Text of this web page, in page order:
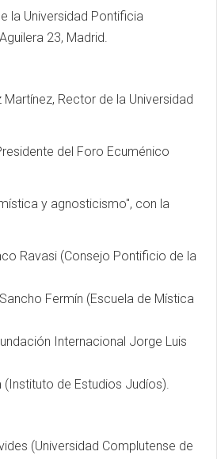
la Universidad Pontificia
23, Madrid.
Martínez, Rector de la Universidad
del Foro Ecuménico
y agnosticismo", con la
Ravasi (Consejo Pontificio de la
Fermín (Escuela de Mística
Internacional Jorge Luis
(Instituto de Estudios Judíos).
(Universidad Complutense de